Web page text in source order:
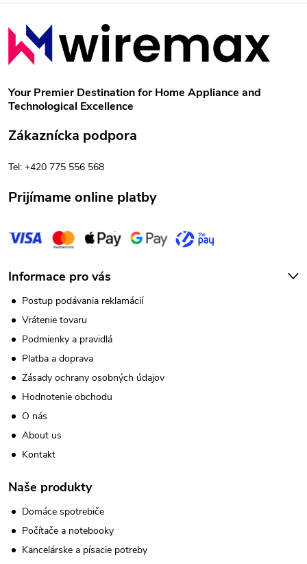
Z
á
p
ä
t
e
Your Premier Destination for Home Appliance and
Technological Excellence
Zákaznícka podpora
Tel: +420 775 556 568
Prijímame online platby
Informace pro vás
Postup podávania reklamácií
Vrátenie tovaru
Podmienky a pravidlá
Platba a doprava
Zásady ochrany osobných údajov
Hodnotenie obchodu
O nás
About us
Kontakt
Naše produkty
Domáce spotrebiče
Počítače a notebooky
Kancelárske a písacie potreby